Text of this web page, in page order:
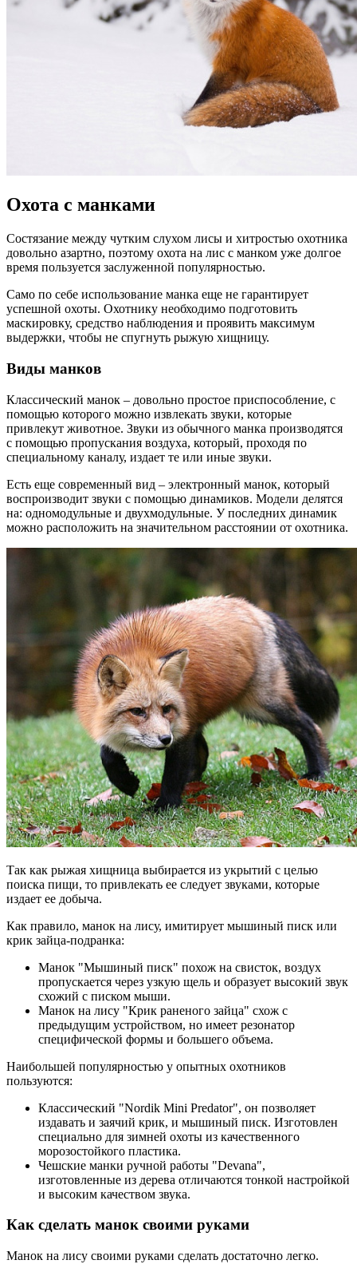
Охота с манками
Состязание между чутким слухом лисы и хитростью охотника
довольно азартно, поэтому охота на лис с манком уже долгое
время пользуется заслуженной популярностью.
Само по себе использование манка еще не гарантирует
успешной охоты. Охотнику необходимо подготовить
маскировку, средство наблюдения и проявить максимум
выдержки, чтобы не спугнуть рыжую хищницу.
Виды манков
Классический манок – довольно простое приспособление, с
помощью которого можно извлекать звуки, которые
привлекут животное. Звуки из обычного манка производятся
с помощью пропускания воздуха, который, проходя по
специальному каналу, издает те или иные звуки.
Есть еще современный вид – электронный манок, который
воспроизводит звуки с помощью динамиков. Модели делятся
на: одномодульные и двухмодульные. У последних динамик
можно расположить на значительном расстоянии от охотника.
Так как рыжая хищница выбирается из укрытий с целью
поиска пищи, то привлекать ее следует звуками, которые
издает ее добыча.
Как правило, манок на лису, имитирует мышиный писк или
крик зайца-подранка:
Манок "Мышиный писк" похож на свисток, воздух
пропускается через узкую щель и образует высокий звук
схожий с писком мыши.
Манок на лису "Крик раненого зайца" схож с
предыдущим устройством, но имеет резонатор
специфической формы и большего объема.
Наибольшей популярностью у опытных охотников
пользуются:
Классический "Nordik Mini Predator", он позволяет
издавать и заячий крик, и мышиный писк. Изготовлен
специально для зимней охоты из качественного
морозостойкого пластика.
Чешские манки ручной работы "Devana",
изготовленные из дерева отличаются тонкой настройкой
и высоким качеством звука.
Как сделать манок своими руками
Манок на лису своими руками сделать достаточно легко.